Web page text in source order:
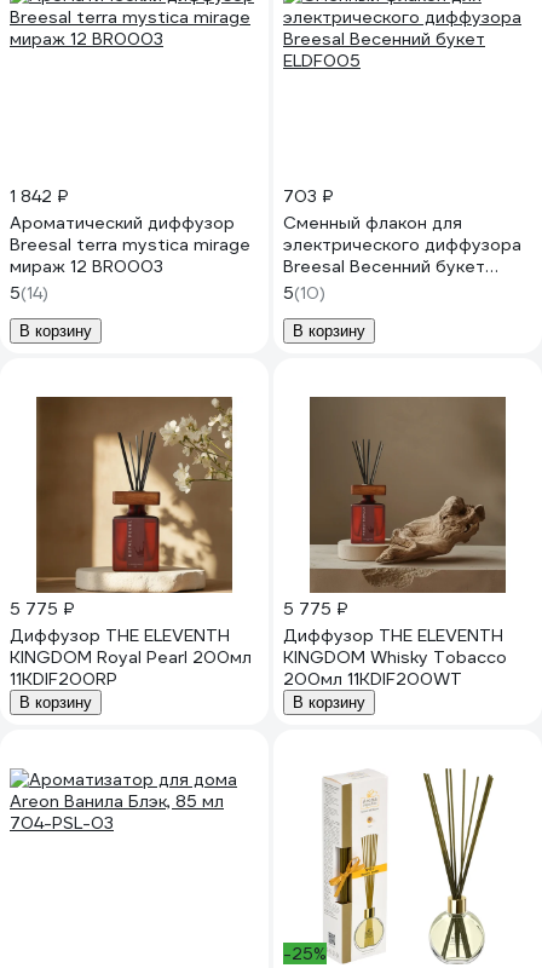
1 842 ₽
Ароматический диффузор
Breesal terra mystica mirage
мираж 12 BR0003
5(14)
В корзину
703 ₽
Сменный флакон для
электрического диффузора
Breesal Весенний букет
ELDF005
5(10)
В корзину
5 775 ₽
Диффузор THE ELEVENTH
KINGDOM Royal Pearl 200мл
11KDIF200RP
В корзину
5 775 ₽
Диффузор THE ELEVENTH
KINGDOM Whisky Tobacco
200мл 11KDIF200WT
В корзину
-25%